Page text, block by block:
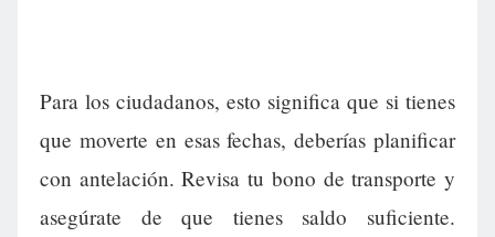
Para los ciudadanos, esto significa que si tienes
que moverte en esas fechas, deberías planificar
con antelación. Revisa tu bono de transporte y
asegúrate de que tienes saldo suficiente.